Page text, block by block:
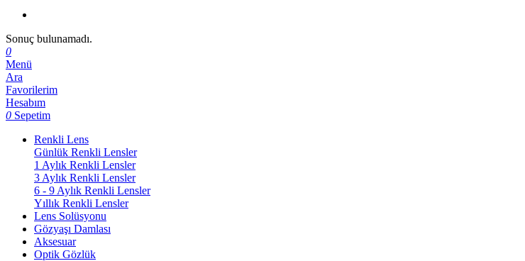
Sonuç bulunamadı.
0
Menü
Ara
Favorilerim
Hesabım
0 Sepetim
Renkli Lens
Günlük Renkli Lensler
1 Aylık Renkli Lensler
3 Aylık Renkli Lensler
6 - 9 Aylık Renkli Lensler
Yıllık Renkli Lensler
Lens Solüsyonu
Gözyaşı Damlası
Aksesuar
Optik Gözlük